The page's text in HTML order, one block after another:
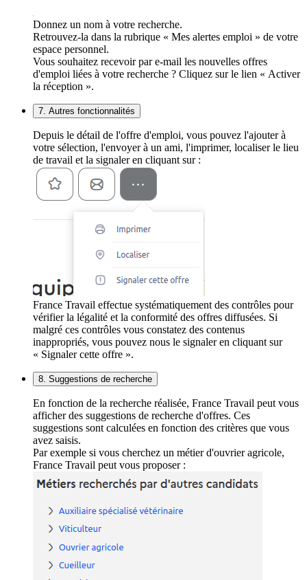
Donnez un nom à votre recherche.
Retrouvez-la dans la rubrique « Mes alertes emploi » de votre
espace personnel.
Vous souhaitez recevoir par e-mail les nouvelles offres
d'emploi liées à votre recherche ? Cliquez sur le lien « Activer
la réception ».
7. Autres fonctionnalités
Depuis le détail de l'offre d'emploi, vous pouvez l'ajouter à
votre sélection, l'envoyer à un ami, l'imprimer, localiser le lieu
de travail et la signaler en cliquant sur :
France Travail effectue systématiquement des contrôles pour
vérifier la légalité et la conformité des offres diffusées. Si
malgré ces contrôles vous constatez des contenus
inappropriés, vous pouvez nous le signaler en cliquant sur
« Signaler cette offre ».
8. Suggestions de recherche
En fonction de la recherche réalisée, France Travail peut vous
afficher des suggestions de recherche d'offres. Ces
suggestions sont calculées en fonction des critères que vous
avez saisis.
Par exemple si vous cherchez un métier d'ouvrier agricole,
France Travail peut vous proposer :